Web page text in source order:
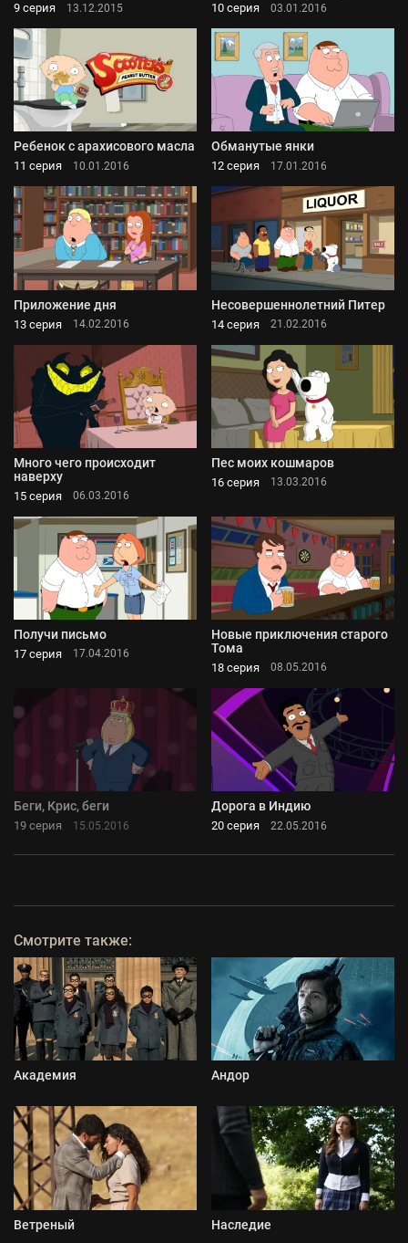
9 серия 13.12.2015 10 серия 03.01.2016
Ребенок с арахисового масла
11 серия 10.01.2016
Обманутые янки
12 серия 17.01.2016
Приложение дня
13 серия 14.02.2016
Несовершеннолетний Питер
14 серия 21.02.2016
Много чего происходит
наверху
15 серия 06.03.2016
Пес моих кошмаров
16 серия 13.03.2016
Получи письмо
17 серия 17.04.2016
Новые приключения старого
Тома
18 серия 08.05.2016
Беги, Крис, беги
19 серия 15.05.2016
Дорога в Индию
20 серия 22.05.2016
Смотрите также:
Академия Андор
Ветреный Наследие